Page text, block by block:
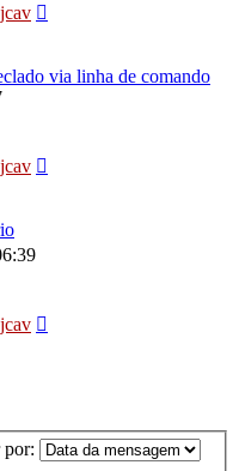
via linha de comando
por: